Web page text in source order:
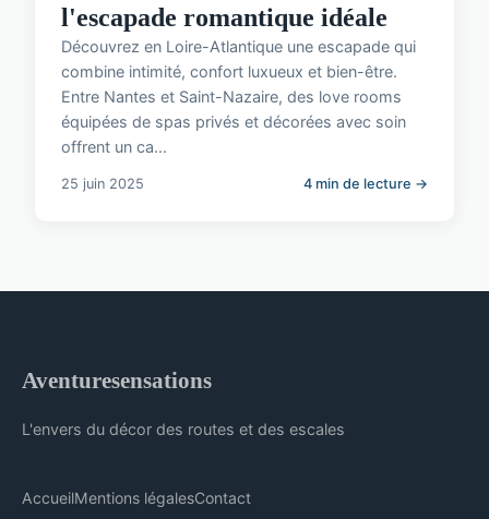
l'escapade romantique idéale
Découvrez en Loire-Atlantique une escapade qui
combine intimité, confort luxueux et bien-être.
Entre Nantes et Saint-Nazaire, des love rooms
équipées de spas privés et décorées avec soin
offrent un ca...
25 juin 2025 4 min de lecture →
Aventuresensations
L'envers du décor des routes et des escales
AccueilMentions légalesContact